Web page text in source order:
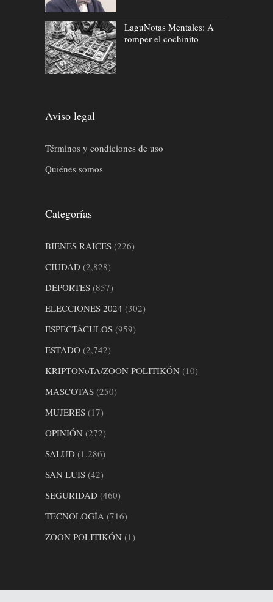
LaguNotas Mentales: A
romper el cochinito
Aviso legal
Términos y condiciones de uso
Quiénes somos
Categorías
BIENES RAICES (226)
CIUDAD (2,828)
DEPORTES (857)
ELECCIONES 2024 (302)
ESPECTÁCULOS (959)
ESTADO (2,742)
KRIPTONoTA/ZOON POLITIKÓN (10)
MASCOTAS (250)
MUJERES (17)
OPINIÓN (272)
SALUD (1,286)
SAN LUIS (42)
SEGURIDAD (460)
TECNOLOGÍA (716)
ZOON POLITIKÓN (1)